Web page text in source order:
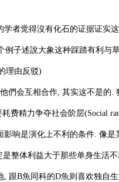
者觉得沒有化石的证据证实
例子述說大象这种踩踏有利与
理由反驳)
会互相合作, 其实这不是的.
费精力争夺社会阶层(Social
响是演化上不利的条件. 像是
整体利益大于那些单身生活
跟B魚同科的D魚则喜欢独自